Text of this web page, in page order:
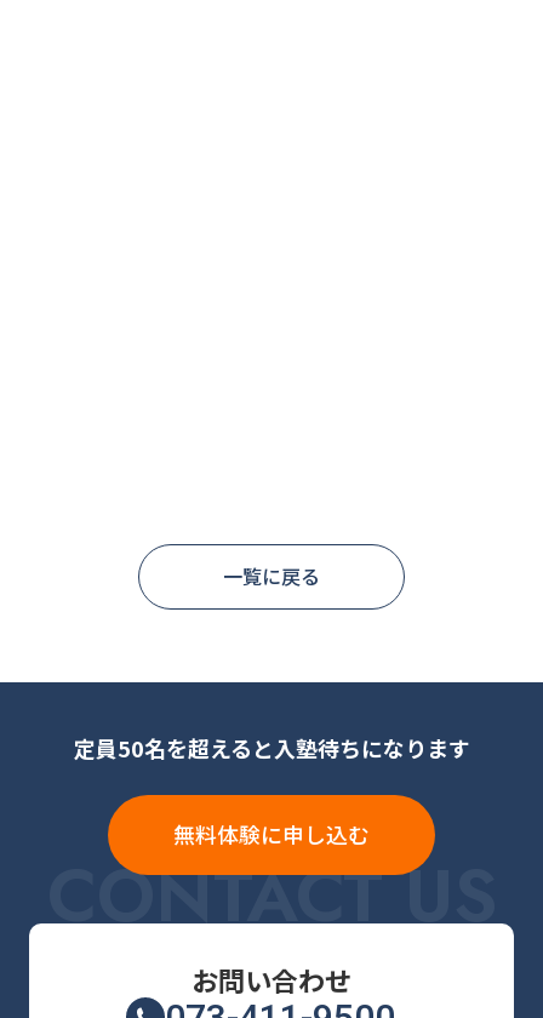
一覧に戻る
定員50名を超えると入塾待ちになります
無料体験に申し込む
CONTACT US
お問い合わせ